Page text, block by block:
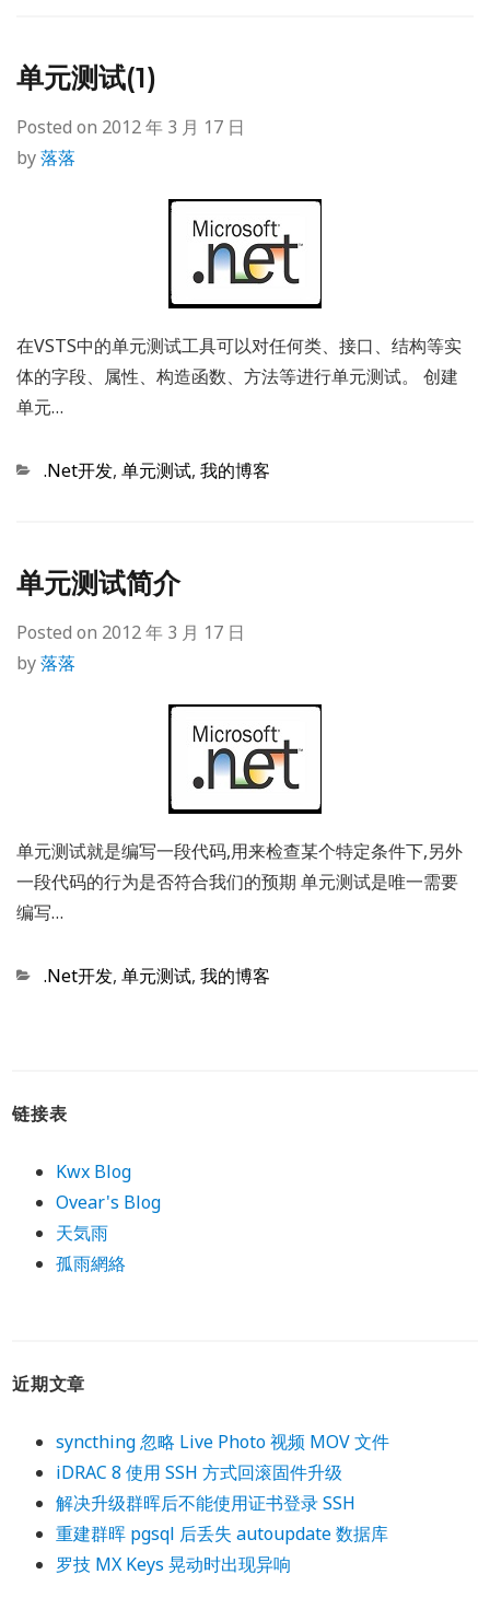
单元测试(1)
Posted on 2012 年 3 月 17 日
by落落
在VSTS中的单元测试工具可以对任何类、接口、结构等实
体的字段、属性、构造函数、方法等进行单元测试。 创建
单元…
Categories
.Net开发, 单元测试, 我的博客
单元测试简介
Posted on 2012 年 3 月 17 日
by落落
单元测试就是编写一段代码,用来检查某个特定条件下,另外
一段代码的行为是否符合我们的预期 单元测试是唯一需要
编写…
Categories
.Net开发, 单元测试, 我的博客
链接表
Kwx Blog
Ovear's Blog
天気雨
孤雨網絡
近期文章
syncthing 忽略 Live Photo 视频 MOV 文件
iDRAC 8 使用 SSH 方式回滚固件升级
解决升级群晖后不能使用证书登录 SSH
重建群晖 pgsql 后丢失 autoupdate 数据库
罗技 MX Keys 晃动时出现异响